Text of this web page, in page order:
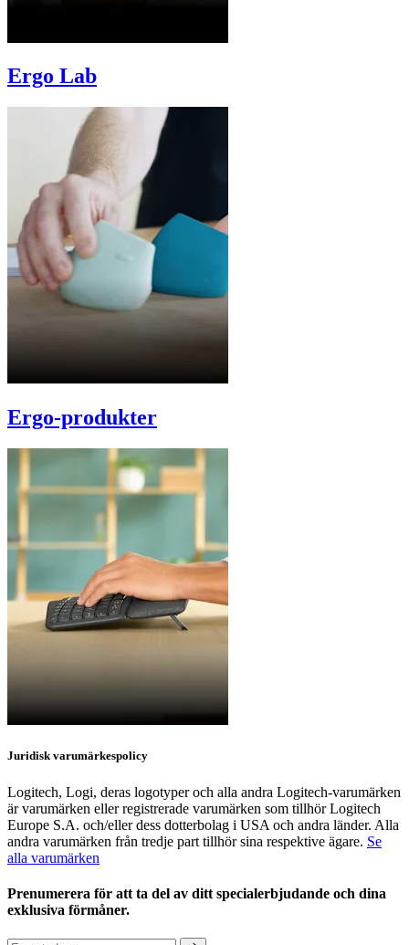
Ergo Lab
Ergo-produkter
Juridisk varumärkespolicy
Logitech, Logi, deras logotyper och alla andra Logitech-varumärken
är varumärken eller registrerade varumärken som tillhör Logitech
Europe S.A. och/eller dess dotterbolag i USA och andra länder. Alla
andra varumärken från tredje part tillhör sina respektive ägare. Se
alla varumärken
Prenumerera för att ta del av ditt specialerbjudande och dina
exklusiva förmåner.